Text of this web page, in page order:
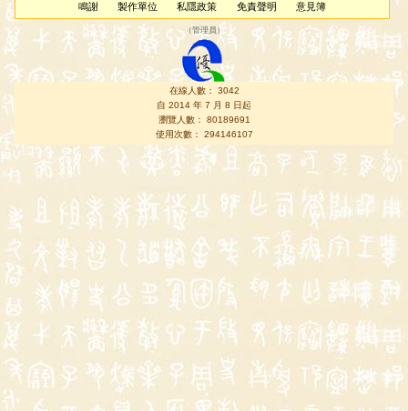
鳴謝
製作單位 私隱政策 免責聲明 意見簿
（管理員 ）
在線人數： 3042
自 2014 年 7 月 8 日起
瀏覽人數： 80189691
使用次數： 294146107